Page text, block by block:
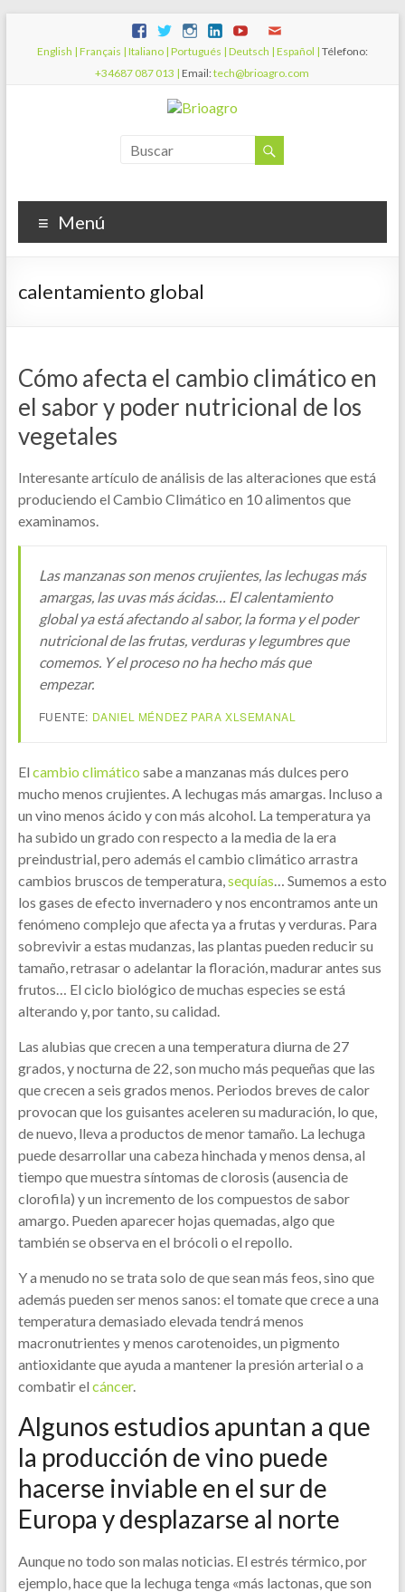
English | Français | Italiano | Portugués | Deutsch | Español | Télefono:
+34687 087 013 | Email:tech@brioagro.com
Menú
calentamiento global
Cómo afecta el cambio climático en
el sabor y poder nutricional de los
vegetales
Interesante artículo de análisis de las alteraciones que está
produciendo el Cambio Climático en 10 alimentos que
examinamos.
Las manzanas son menos crujientes, las lechugas más
amargas, las uvas más ácidas… El calentamiento
global ya está afectando al sabor, la forma y el poder
nutricional de las frutas, verduras y legumbres que
comemos. Y el proceso no ha hecho más que
empezar.
FUENTE: DANIEL MÉNDEZ PARA XLSEMANAL
El cambio climático sabe a manzanas más dulces pero
mucho menos crujientes. A lechugas más amargas. Incluso a
un vino menos ácido y con más alcohol. La temperatura ya
ha subido un grado con respecto a la media de la era
preindustrial, pero además el cambio climático arrastra
cambios bruscos de temperatura, sequías … Sumemos a esto
los gases de efecto invernadero y nos encontramos ante un
fenómeno complejo que afecta ya a frutas y verduras. Para
sobrevivir a estas mudanzas, las plantas pueden reducir su
tamaño, retrasar o adelantar la floración, madurar antes sus
frutos… El ciclo biológico de muchas especies se está
alterando y, por tanto, su calidad.
Las alubias que crecen a una temperatura diurna de 27
grados, y nocturna de 22, son mucho más pequeñas que las
que crecen a seis grados menos. Periodos breves de calor
provocan que los guisantes aceleren su maduración, lo que,
de nuevo, lleva a productos de menor tamaño. La lechuga
puede desarrollar una cabeza hinchada y menos densa, al
tiempo que muestra síntomas de clorosis (ausencia de
clorofila) y un incremento de los compuestos de sabor
amargo. Pueden aparecer hojas quemadas, algo que
también se observa en el brócoli o el repollo.
Y a menudo no se trata solo de que sean más feos, sino que
además pueden ser menos sanos: el tomate que crece a una
temperatura demasiado elevada tendrá menos
macronutrientes y menos carotenoides, un pigmento
antioxidante que ayuda a mantener la presión arterial o a
combatir el cáncer.
Algunos estudios apuntan a que
la producción de vino puede
hacerse inviable en el sur de
Europa y desplazarse al norte
Aunque no todo son malas noticias. El estrés térmico, por
ejemplo, hace que la lechuga tenga «más lactonas, que son